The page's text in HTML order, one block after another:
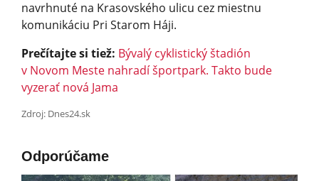
navrhnuté na Krasovského ulicu cez miestnu
komunikáciu Pri Starom Háji.
Prečítajte si tiež: Bývalý cyklistický štadión
v Novom Meste nahradí športpark. Takto bude
vyzerať nová Jama
Zdroj: Dnes24.sk
Odporúčame